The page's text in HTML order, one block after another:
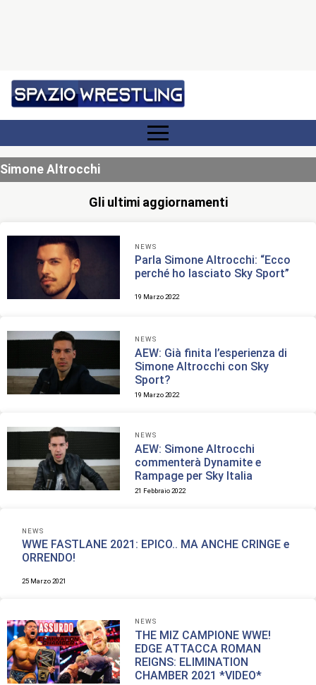
Simone Altrocchi
Gli ultimi aggiornamenti
NEWS
Parla Simone Altrocchi: “Ecco
perché ho lasciato Sky Sport”
19 Marzo 2022
NEWS
AEW: Già finita l’esperienza di
Simone Altrocchi con Sky
Sport?
19 Marzo 2022
NEWS
AEW: Simone Altrocchi
commenterà Dynamite e
Rampage per Sky Italia
21 Febbraio 2022
NEWS
WWE FASTLANE 2021: EPICO.. MA ANCHE CRINGE e
ORRENDO!
25 Marzo 2021
NEWS
THE MIZ CAMPIONE WWE!
EDGE ATTACCA ROMAN
REIGNS: ELIMINATION
CHAMBER 2021 *VIDEO*